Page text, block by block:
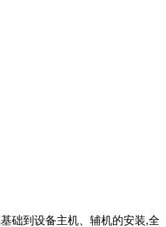
础到设备主机、辅机的安装,全